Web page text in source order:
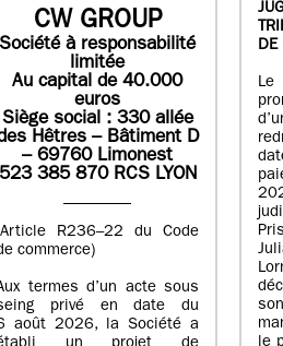
CW GROUP
Société à responsabilité
limitée
Au capital de 40.000
euros
Siège social : 330 allée
Hêtres – Bâtiment D
– 69760 Limonest
523 385 870 RCS LYON
R236–22 du Code
commerce)
termes d’un acte sous
privé en date du
août 2026, la Société a
DE
Le